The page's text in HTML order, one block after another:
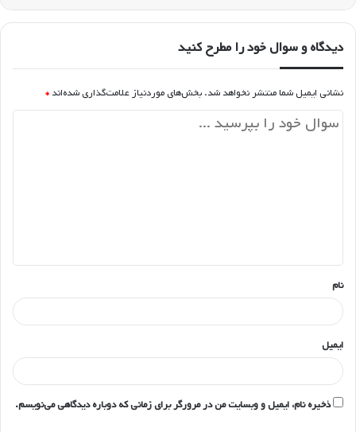
دیدگاه و سوال خود را مطرح کنید
نشانی ایمیل شما منتشر نخواهد شد. بخش‌های موردنیاز علامت‌گذاری شده‌اند *
*
نام
ایمیل
ذخیره نام، ایمیل و وبسایت من در مرورگر برای زمانی که دوباره دیدگاهی می‌نویسم.